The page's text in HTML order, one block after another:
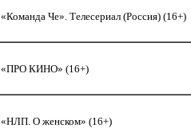
«Команда Че». Телесериал (Россия) (16+)
«ПРО КИНО» (16+)
«НЛП. О женском» (16+)